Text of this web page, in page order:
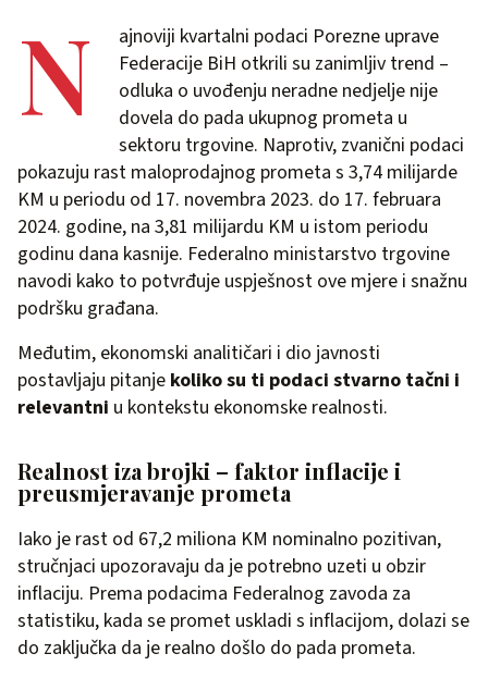
N
ajnoviji kvartalni podaci Porezne uprave
Federacije BiH otkrili su zanimljiv trend –
odluka o uvođenju neradne nedjelje nije
dovela do pada ukupnog prometa u
sektoru trgovine. Naprotiv, zvanični podaci
pokazuju rast maloprodajnog prometa s 3,74 milijarde
KM u periodu od 17. novembra 2023. do 17. februara
2024. godine, na 3,81 milijardu KM u istom periodu
godinu dana kasnije. Federalno ministarstvo trgovine
navodi kako to potvrđuje uspješnost ove mjere i snažnu
podršku građana.
Međutim, ekonomski analitičari i dio javnosti
postavljaju pitanje koliko su ti podaci stvarno tačni i
relevantni u kontekstu ekonomske realnosti.
Realnost iza brojki – faktor inflacije i
preusmjeravanje prometa
Iako je rast od 67,2 miliona KM nominalno pozitivan,
stručnjaci upozoravaju da je potrebno uzeti u obzir
inflaciju. Prema podacima Federalnog zavoda za
statistiku, kada se promet uskladi s inflacijom, dolazi se
do zaključka da je realno došlo do pada prometa.